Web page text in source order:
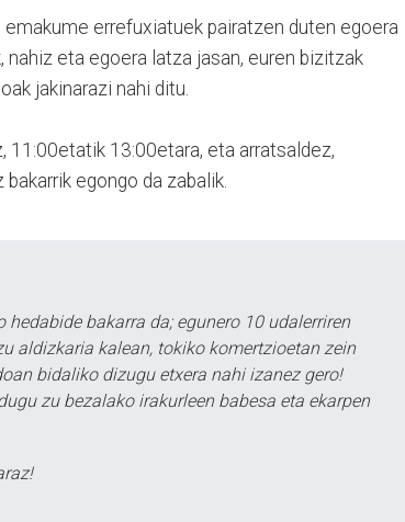
errefuxiatuek pairatzen duten egoera
nahiz eta egoera latza jasan, euren bizitzak
jakinarazi nahi ditu.
13:00etara, eta arratsaldez,
egongo da zabalik.
hedabide bakarra da; egunero 10 udalerriren
aldizkaria kalean, tokiko komertzioetan zein
bidaliko dizugu etxera nahi izanez gero!
zu bezalako irakurleen babesa eta ekarpen